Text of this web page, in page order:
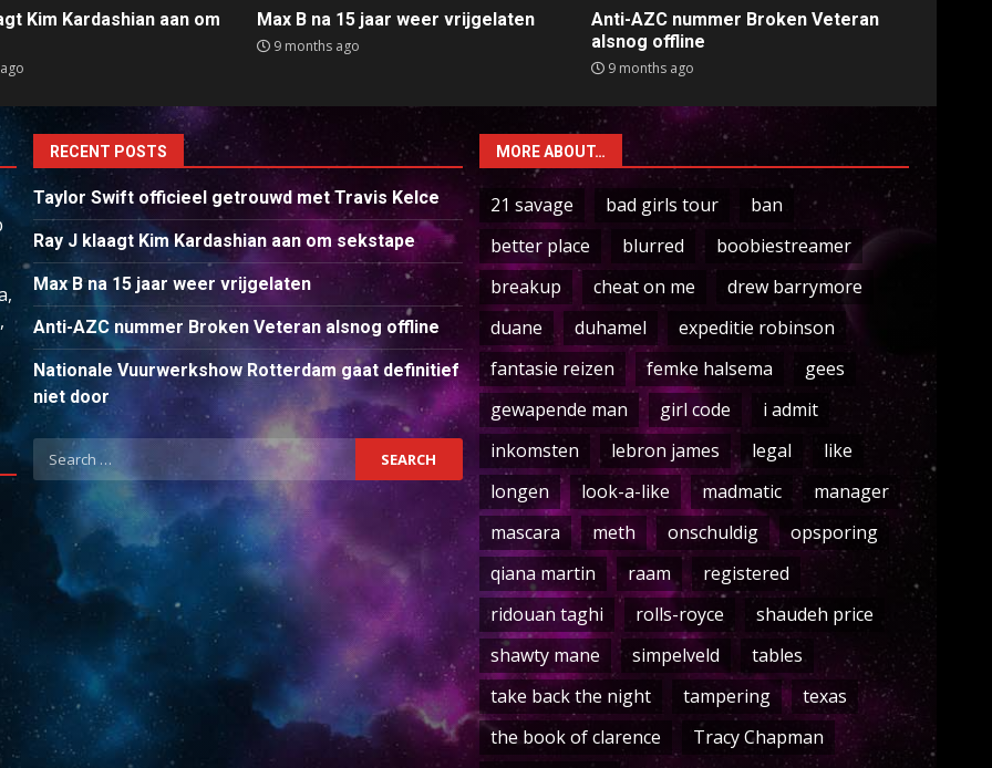
Kim Kardashian aan om
Max B na 15 jaar weer vrijgelaten
9 months ago
Anti-AZC nummer Broken Veteran
alsnog offline
9 months ago
RECENT POSTS
Taylor Swift officieel getrouwd met Travis Kelce
Ray J klaagt Kim Kardashian aan om sekstape
Max B na 15 jaar weer vrijgelaten
Anti-AZC nummer Broken Veteran alsnog offline
Nationale Vuurwerkshow Rotterdam gaat definitief
niet door
Search
for:
MORE ABOUT…
21 savage bad girls tour
ban
better place
blurred
boobiestreamer
breakup
cheat on me
drew barrymore
duane
duhamel
expeditie robinson
fantasie reizen
femke halsema
gees
gewapende man
girl code
i admit
inkomsten
lebron james legal
like
longen
look-a-like madmatic
manager
mascara
meth onschuldig
opsporing
qiana martin
raam
registered
ridouan taghi
rolls-royce
shaudeh price
shawty mane
simpelveld
tables
take back the night
tampering
texas
the book of clarence
Tracy Chapman